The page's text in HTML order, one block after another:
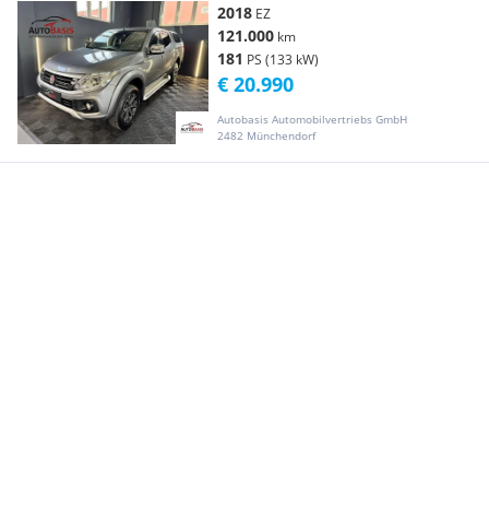
2018 EZ
121.000 km
181 PS (133 kW)
Autobasis Automobilvertriebs GmbH
2482 Münchendorf
€ 20.990